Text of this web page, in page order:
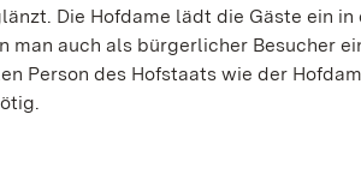
Die Hofdame lädt die Gäste ein
man auch als bürgerlicher Besucher
Person des Hofstaats wie der